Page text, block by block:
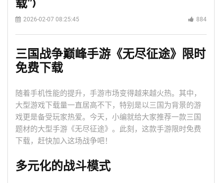
载”)
2026-02-07 08:25:45 884
三国战争巅峰手游《无尽征途》限时
免费下载
随着手机性能的提升，手游市场变得越来越火热。其中，
大型游戏下载量一直居高不下，特别是以三国为背景的游
戏更是备受玩家热爱。今天，小编就给大家推荐一款三国
题材的大型手游《无尽征途》。此刻，这款手游限时免费
下载，赶快加入这场战争吧！
多元化的战斗模式